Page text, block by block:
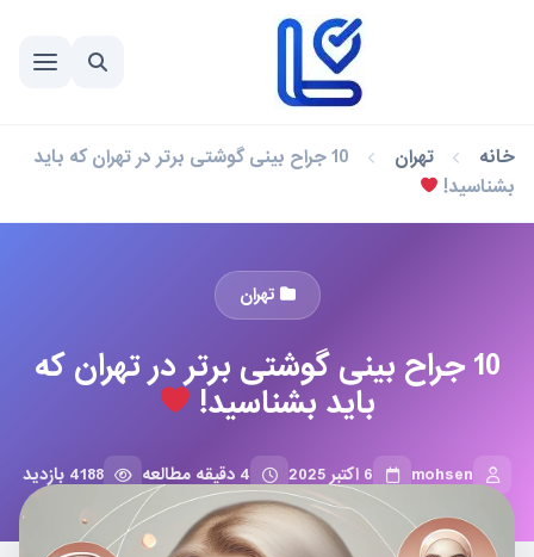
خانه تهران
10 جراح بینی گوشتی برتر در تهران که باید
بشناسید!
تهران
10 جراح بینی گوشتی برتر در تهران که
باید بشناسید!
mohsen 6 اکتبر 2025 4 دقیقه مطالعه 4188 بازدید